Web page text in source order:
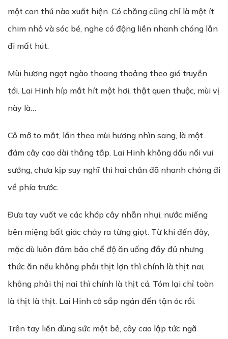
một con thú nào xuất hiện. Có chăng cũng chỉ là một ít
chim nhỏ và sóc bé, nghe có động liền nhanh chóng lẫn
đi mất hút.
Mùi hương ngọt ngào thoang thoảng theo gió truyền
tới. Lai Hinh híp mắt hít một hơi, thật quen thuộc, mùi vị
này là…
Cô mở to mắt, lần theo mùi hương nhìn sang, là một
đám cây cao dài thẳng tắp. Lai Hinh không dấu nổi vui
sướng, chưa kịp suy nghĩ thì hai chân đã nhanh chóng đi
về phía trước.
Đưa tay vuốt ve các khớp cây nhẵn nhụi, nước miếng
bên miệng bất giác chảy ra từng giọt. Từ khi đến đây,
mặc dù luôn đảm bảo chế độ ăn uống đầy đủ nhưng
thức ăn nếu không phải thịt lợn thì chính là thịt nai,
không phải thị nai thì chính là thịt cá. Tóm lại chỉ toàn
là thịt là thịt. Lai Hinh cô sắp ngán đến tận óc rồi.
Trên tay liền dùng sức một bẻ, cây cao lập tức ngã